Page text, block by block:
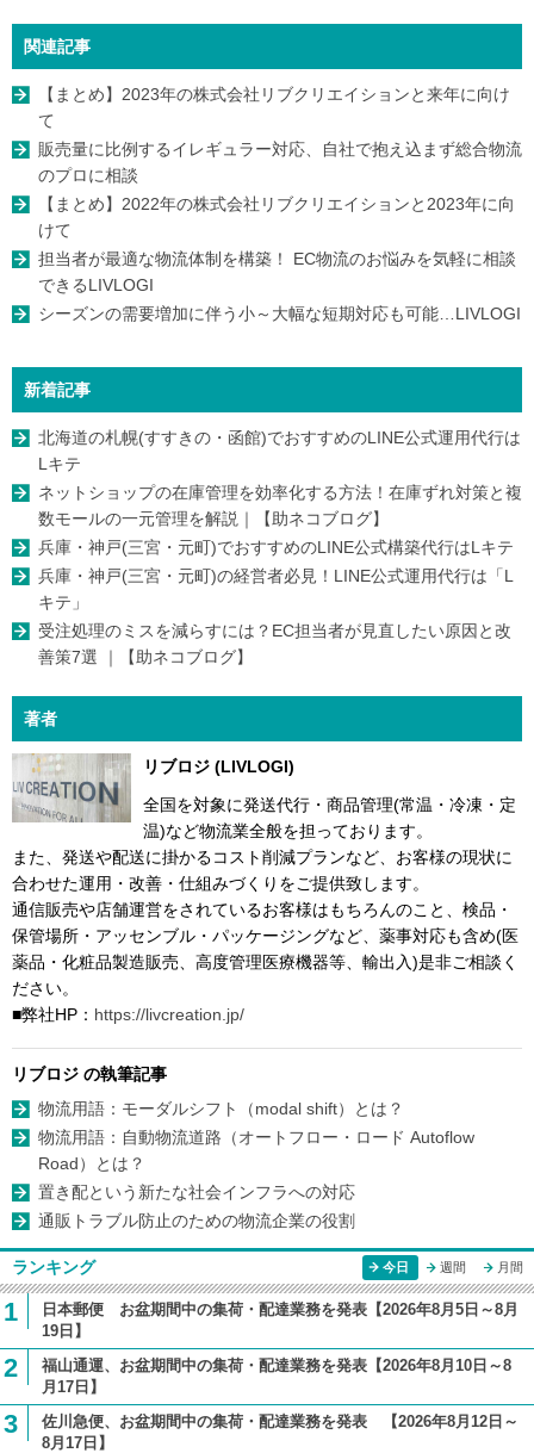
関連記事
【まとめ】2023年の株式会社リブクリエイションと来年に向け
て
販売量に比例するイレギュラー対応、自社で抱え込まず総合物流
のプロに相談
【まとめ】2022年の株式会社リブクリエイションと2023年に向
けて
担当者が最適な物流体制を構築！ EC物流のお悩みを気軽に相談
できるLIVLOGI
シーズンの需要増加に伴う小～大幅な短期対応も可能…LIVLOGI
新着記事
北海道の札幌(すすきの・函館)でおすすめのLINE公式運用代行は
Lキテ
ネットショップの在庫管理を効率化する方法！在庫ずれ対策と複
数モールの一元管理を解説｜【助ネコブログ】
兵庫・神戸(三宮・元町)でおすすめのLINE公式構築代行はLキテ
兵庫・神戸(三宮・元町)の経営者必見！LINE公式運用代行は「L
キテ」
受注処理のミスを減らすには？EC担当者が見直したい原因と改
善策7選 ｜【助ネコブログ】
著者
リブロジ (LIVLOGI)
全国を対象に発送代行・商品管理(常温・冷凍・定
温)など物流業全般を担っております。
また、発送や配送に掛かるコスト削減プランなど、お客様の現状に
合わせた運用・改善・仕組みづくりをご提供致します。
通信販売や店舗運営をされているお客様はもちろんのこと、検品・
保管場所・アッセンブル・パッケージングなど、薬事対応も含め(医
薬品・化粧品製造販売、高度管理医療機器等、輸出入)是非ご相談く
ださい。
■弊社HP： https://livcreation.jp/
リブロジ の執筆記事
物流用語：モーダルシフト（modal shift）とは？
物流用語：自動物流道路（オートフロー・ロード Autoflow
Road）とは？
置き配という新たな社会インフラへの対応
通販トラブル防止のための物流企業の役割
ランキング 今日 週間 月間
1
日本郵便 お盆期間中の集荷・配達業務を発表【2026年8月5日～8月
19日】
2
福山通運、お盆期間中の集荷・配達業務を発表【2026年8月10日～8
月17日】
3
佐川急便、お盆期間中の集荷・配達業務を発表 【2026年8月12日～
8月17日】